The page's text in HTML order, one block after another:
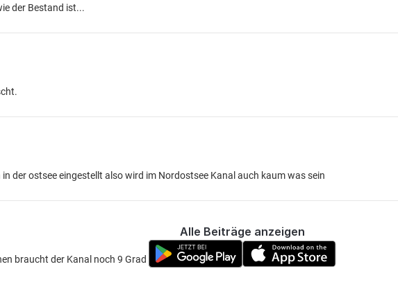
der Bestand ist...
der ostsee eingestellt also wird im Nordostsee Kanal auch kaum was sein
braucht der Kanal noch 9 Grad ist auch nicht sehr viel.
Alle Beiträge anzeigen